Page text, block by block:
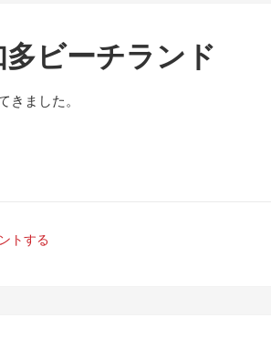
ビーチランド
ました。
トする